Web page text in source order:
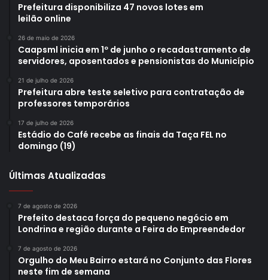
Prefeitura disponibiliza 47 novos lotes em
leilão online
26 de maio de 2026
Caapsml inicia em 1º de junho o recadastramento de
servidores, aposentados e pensionistas do Município
21 de julho de 2026
Prefeitura abre teste seletivo para contratação de
professores temporários
17 de julho de 2026
Estádio do Café recebe as finais da Taça FEL no
domingo (19)
Últimas Atualizadas
7 de agosto de 2026
Prefeito destaca força do pequeno negócio em
Londrina e região durante a Feira do Empreendedor
7 de agosto de 2026
Orgulho do Meu Bairro estará no Conjunto das Flores
neste fim de semana